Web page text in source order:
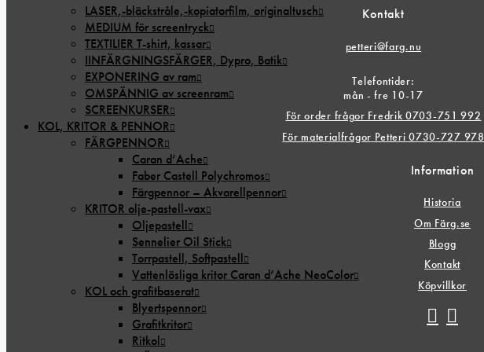
LASER,-bläckstråle,-kopiatorfilm, oríginaltusch
MEDIUM för screentryck
TEXTILIER T-shirt, kassar
IINFÄRGNINGSFÄRGER, Dypro, Batik
EXPONERING av ram
OMSPÄNNIG av screenram
SCREENKURSER
KOL, KRITOR & PENNOR
FÄRGPENNOR
Caran d’Ache
Faber Castell Polychromos
Färgpennor – Akvarellpennor
KRITOR olje-pastell-vax
Oljepastell
Sennelier Oil Stick
Torrpastell, Softpastell
Vattenlösliga kritor Caran d’Ache NeoColor
KOL och grafitbaserat
Blyertspennor
Grafitkritor
Ritkol
Kontakt
petteri@farg.nu
Telefontider:
mån - fre 10-17
För order frågor Fredrik 0703-751 992
För materialfrågor Petteri 0730-727 978
Information
Historia
Om Färg.se
Blogg
Kontakt
Köpvillkor